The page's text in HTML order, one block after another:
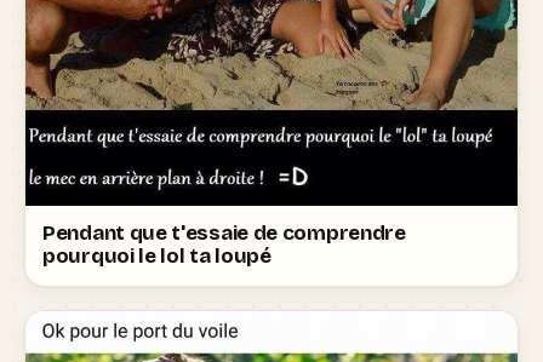
Pendant que t'essaie de comprendre
pourquoi le lol ta loupé